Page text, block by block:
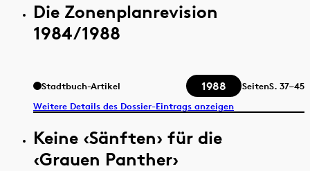
Die Zonenplanrevision
1984/1988
Stadtbuch-Artikel 1988 SeitenS. 37–45
Weitere Details des Dossier-Eintrags anzeigen
Keine ‹Sänften› für die
‹Grauen Panther›